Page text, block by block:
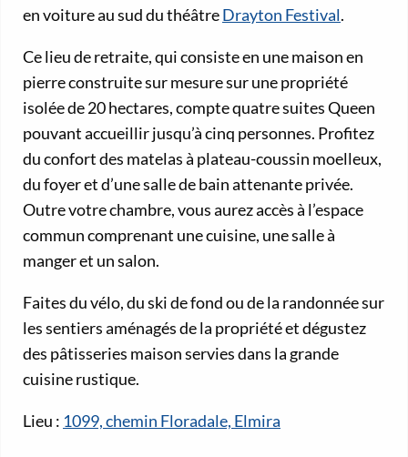
en voiture au sud du théâtreDrayton Festival.
Ce lieu de retraite, qui consiste en une maison en
pierre construite sur mesure sur une propriété
isolée de 20 hectares, compte quatre suites Queen
pouvant accueillir jusqu’à cinq personnes. Profitez
du confort des matelas à plateau-coussin moelleux,
du foyer et d’une salle de bain attenante privée.
Outre votre chambre, vous aurez accès à l’espace
commun comprenant une cuisine, une salle à
manger et un salon.
Faites du vélo, du ski de fond ou de la randonnée sur
les sentiers aménagés de la propriété et dégustez
des pâtisseries maison servies dans la grande
cuisine rustique.
Lieu : 1099, chemin Floradale, Elmira